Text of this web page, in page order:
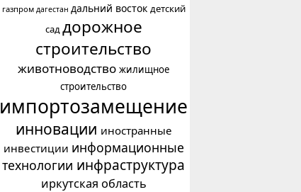
газпром дагестан дальний восток детский
саддорожное
строительство
животноводство жилищное
строительство
импортозамещение
инновации иностранные
инвестиции информационные
технологии инфраструктура
иркутская область